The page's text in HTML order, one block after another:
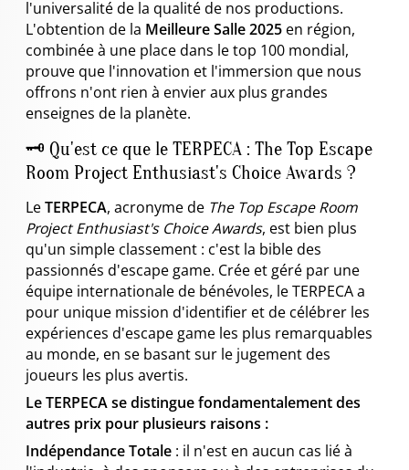
l'universalité de la qualité de nos productions.
L'obtention de la Meilleure Salle 2025 en région,
combinée à une place dans le top 100 mondial,
prouve que l'innovation et l'immersion que nous
offrons n'ont rien à envier aux plus grandes
enseignes de la planète.
🗝️ Qu'est ce que le TERPECA : The Top Escape
Room Project Enthusiast's Choice Awards ?
LeTERPECA, acronyme de The Top Escape Room
Project Enthusiast's Choice Awards, est bien plus
qu'un simple classement : c'est la bible des
passionnés d'escape game. Crée et géré par une
équipe internationale de bénévoles, le TERPECA a
pour unique mission d'identifier et de célébrer les
expériences d'escape game les plus remarquables
au monde, en se basant sur le jugement des
joueurs les plus avertis.
Le TERPECA se distingue fondamentalement des
autres prix pour plusieurs raisons :
Indépendance Totale : il n'est en aucun cas lié à